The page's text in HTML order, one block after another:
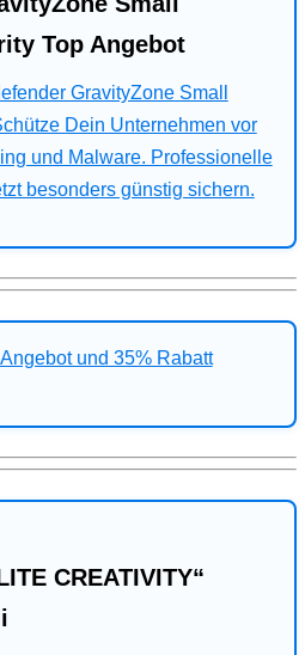
Top Angebot
GravityZone Small
Dein Unternehmen vor
und Malware. Professionelle
besonders günstig sichern.
CREATIVITY“